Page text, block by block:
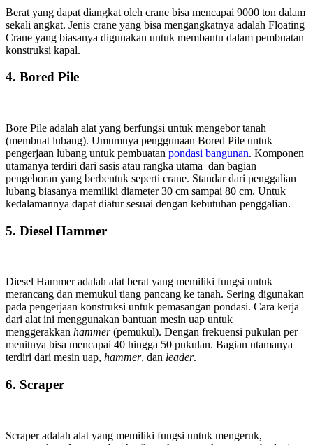
Berat yang dapat diangkat oleh crane bisa mencapai 9000 ton dalam
sekali angkat. Jenis crane yang bisa mengangkatnya adalah Floating
Crane yang biasanya digunakan untuk membantu dalam pembuatan
konstruksi kapal.
4. Bored Pile
Bore Pile adalah alat yang berfungsi untuk mengebor tanah
(membuat lubang). Umumnya penggunaan Bored Pile untuk
pengerjaan lubang untuk pembuatan pondasi bangunan. Komponen
utamanya terdiri dari sasis atau rangka utama dan bagian
pengeboran yang berbentuk seperti crane. Standar dari penggalian
lubang biasanya memiliki diameter 30 cm sampai 80 cm. Untuk
kedalamannya dapat diatur sesuai dengan kebutuhan penggalian.
5. Diesel Hammer
Diesel Hammer adalah alat berat yang memiliki fungsi untuk
merancang dan memukul tiang pancang ke tanah. Sering digunakan
pada pengerjaan konstruksi untuk pemasangan pondasi. Cara kerja
dari alat ini menggunakan bantuan mesin uap untuk
menggerakkan hammer(pemukul). Dengan frekuensi pukulan per
menitnya bisa mencapai 40 hingga 50 pukulan. Bagian utamanya
terdiri dari mesin uap, hammer, dan leader.
6. Scraper
Scraper adalah alat yang memiliki fungsi untuk mengeruk,